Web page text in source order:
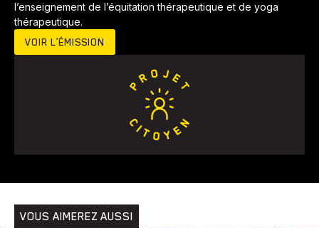
l’enseignement de l’équitation thérapeutique et de yoga
thérapeutique.
VOIR L’ÉMISSION
VOUS AIMEREZ AUSSI